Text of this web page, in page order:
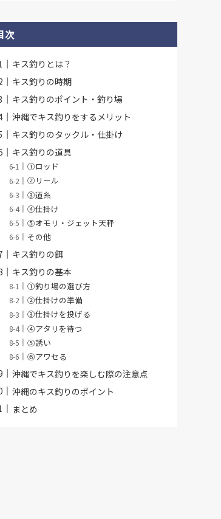
次
キス釣りとは？
キス釣りの時期
キス釣りのポイント・釣り場
沖縄でキス釣りをするメリット
キス釣りのタックル・仕掛け
キス釣りの道具
①ロッド
②リール
③道糸
④仕掛け
⑤オモリ・ジェット天秤
その他
キス釣りの餌
キス釣りの基本
①釣り場の選び方
②仕掛けの準備
③仕掛けを投げる
④アタリを待つ
⑤誘い
⑥アワセる
沖縄でキス釣りを楽しむ際の注意点
沖縄のキス釣りのポイント
まとめ